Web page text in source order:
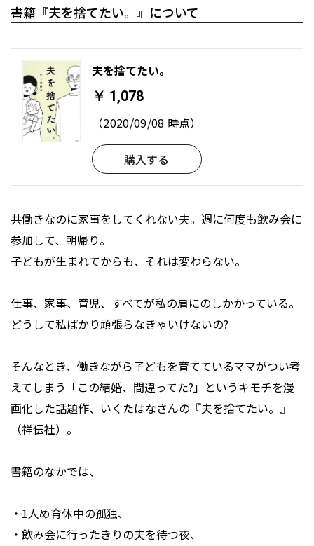
書籍『夫を捨てたい。』について
夫を捨てたい。
￥ 1,078
（2020/09/08 時点）
購入する
共働きなのに家事をしてくれない夫。週に何度も飲み会に
参加して、朝帰り。
子どもが生まれてからも、それは変わらない。
仕事、家事、育児、すべてが私の肩にのしかかっている。
どうして私ばかり頑張らなきゃいけないの?
そんなとき、働きながら子どもを育てているママがつい考
えてしまう「この結婚、間違ってた?」というキモチを漫
画化した話題作、いくたはなさんの『夫を捨てたい。』
（祥伝社）。
書籍のなかでは、
・1人め育休中の孤独、
・飲み会に行ったきりの夫を待つ夜、